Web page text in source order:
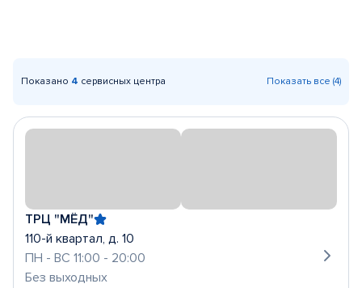
Показано 4 сервисных центра Показать все (4)
ТРЦ "МЁД"
110-й квартал, д. 10
ПН - ВС 11:00 - 20:00
Без выходных